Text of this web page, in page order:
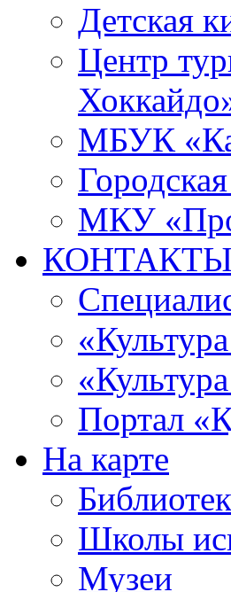
Детская
Центр
МБУК
МКУ
КОНТАКТЫ
Портал
На карте
Школы
Музеи